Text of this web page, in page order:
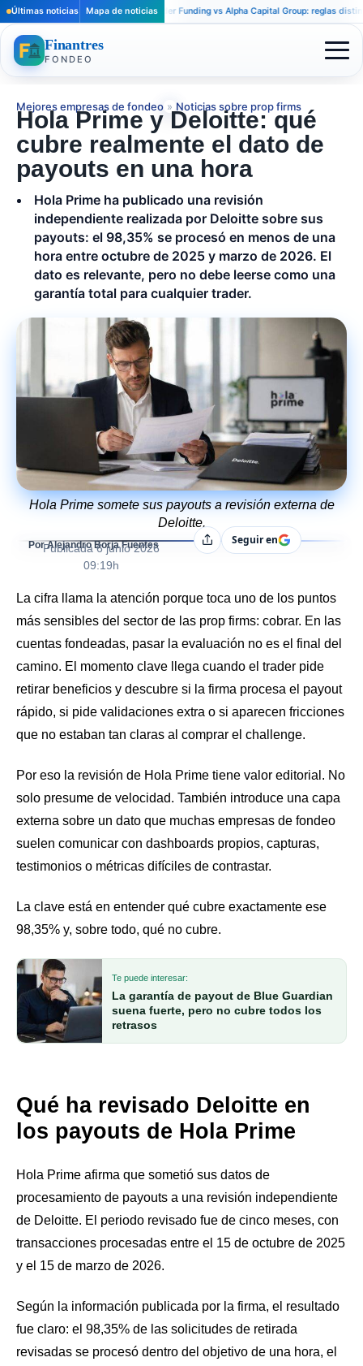
Últimas noticias Mapa de noticias
Apex Trader Funding vs Alpha Capital Group: reglas distintas
Finantres
FONDEO
Mejores empresas de fondeo » Noticias sobre prop firms
Hola Prime y Deloitte: qué
cubre realmente el dato de
payouts en una hora
Hola Prime ha publicado una revisión
independiente realizada por Deloitte sobre sus
payouts: el 98,35% se procesó en menos de una
hora entre octubre de 2025 y marzo de 2026. El
dato es relevante, pero no debe leerse como una
garantía total para cualquier trader.
Hola Prime somete sus payouts a revisión externa de
Deloitte.
Por Alejandro Borja Fuentes
Publicada 6 junio 2026
09:19h
CompartirSeguir en
La cifra llama la atención porque toca uno de los puntos
más sensibles del sector de las prop firms: cobrar. En las
cuentas fondeadas, pasar la evaluación no es el final del
camino. El momento clave llega cuando el trader pide
retirar beneficios y descubre si la firma procesa el payout
rápido, si pide validaciones extra o si aparecen fricciones
que no estaban tan claras al comprar el challenge.
Por eso la revisión de Hola Prime tiene valor editorial. No
solo presume de velocidad. También introduce una capa
externa sobre un dato que muchas empresas de fondeo
suelen comunicar con dashboards propios, capturas,
testimonios o métricas difíciles de contrastar.
La clave está en entender qué cubre exactamente ese
98,35% y, sobre todo, qué no cubre.
Te puede interesar:
La garantía de payout de Blue Guardian
suena fuerte, pero no cubre todos los
retrasos
Qué ha revisado Deloitte en
los payouts de Hola Prime
Hola Prime afirma que sometió sus datos de
procesamiento de payouts a una revisión independiente
de Deloitte. El periodo revisado fue de cinco meses, con
transacciones procesadas entre el 15 de octubre de 2025
y el 15 de marzo de 2026.
Según la información publicada por la firma, el resultado
fue claro: el 98,35% de las solicitudes de retirada
revisadas se procesó dentro del objetivo de una hora, el